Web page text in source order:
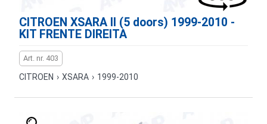
CITROEN XSARA II (5 doors) 1999-2010 -
KIT FRENTE DIREITA
Art. nr. 403
CITROEN › XSARA › 1999-2010